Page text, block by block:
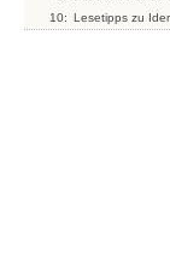
10: Lesetipps zu